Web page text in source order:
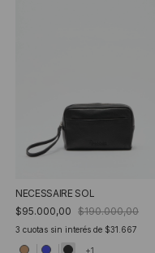
NECESSAIRE SOL
$95.000,00 $190.000,00
3 cuotas sin interés de $31.667
+1